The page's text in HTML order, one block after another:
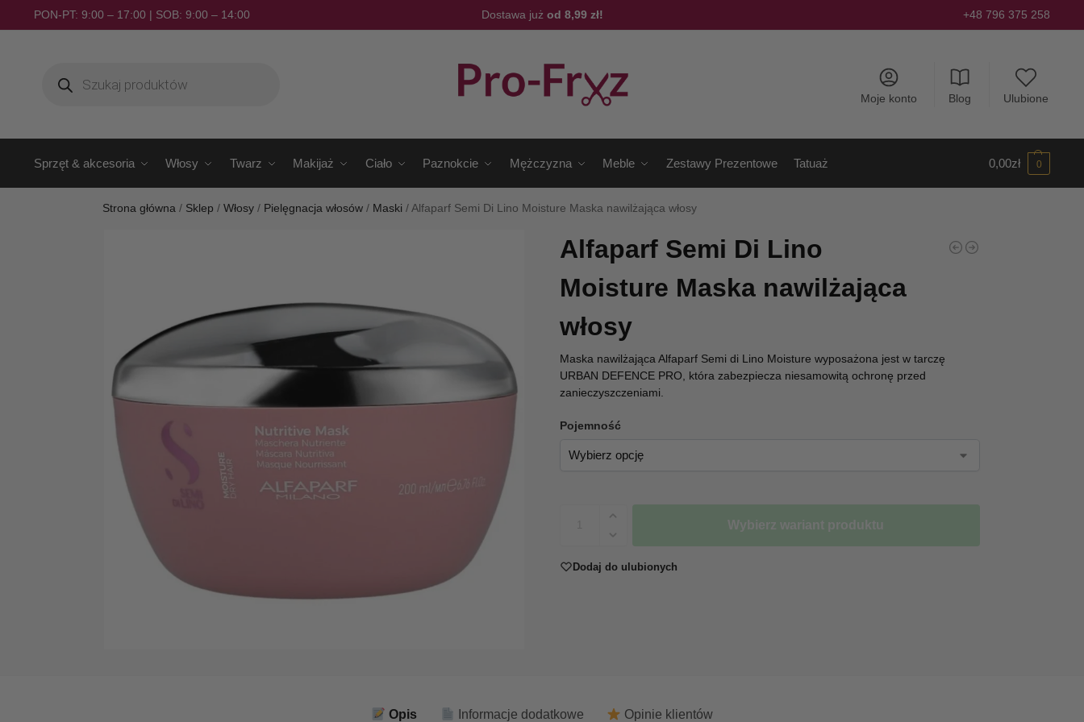
PON-PT: 9:00 – 17:00 | SOB: 9:00 – 14:00 Dostawa już od 8,99 zł! +48 796 375 258
Moje konto Blog Ulubione
Sprzęt & akcesoria Włosy Twarz Makijaż Ciało Paznokcie Mężczyzna Meble Zestawy Prezentowe Tatuaż 0,00zł 0
Strona główna / Sklep /Włosy / Pielęgnacja włosów / Maski /Alfaparf Semi Di Lino Moisture Maska nawilżająca włosy
Alfaparf Semi Di Lino
Moisture Maska nawilżająca
włosy
Maska nawilżająca Alfaparf Semi di Lino Moisture wyposażona jest w tarczę
URBAN DEFENCE PRO, która zabezpiecza niesamowitą ochronę przed
zanieczyszczeniami.
Pojemność
Wybierz wariant produktu
Dodaj do ulubionych
Opis Informacje dodatkowe Opinie klientów